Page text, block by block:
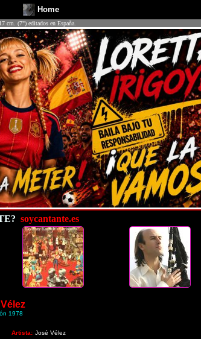
Home
cm. (7") editados en España.
soycantante.es
1978
Artista: José Vélez